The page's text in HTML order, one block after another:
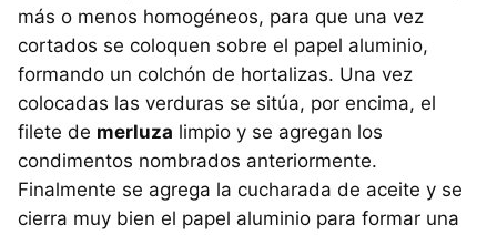
más o menos homogéneos, para que una vez
cortados se coloquen sobre el papel aluminio,
formando un colchón de hortalizas. Una vez
colocadas las verduras se sitúa, por encima, el
filete de merluza limpio y se agregan los
condimentos nombrados anteriormente.
Finalmente se agrega la cucharada de aceite y se
cierra muy bien el papel aluminio para formar una